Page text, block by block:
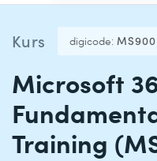
Kurs digicode: MS900
Microsoft
Training